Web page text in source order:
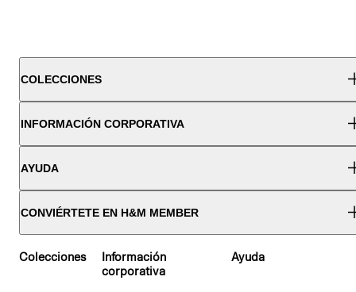
COLECCIONES
INFORMACIÓN CORPORATIVA
AYUDA
CONVIÉRTETE EN H&M MEMBER
Colecciones
Información
corporativa
Ayuda